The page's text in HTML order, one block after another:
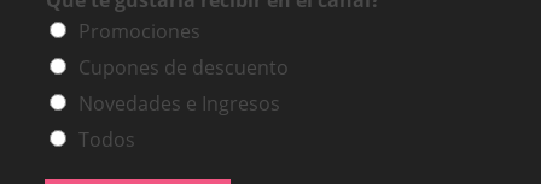
Promociones
Cupones de descuento
Novedades e Ingresos
Todos